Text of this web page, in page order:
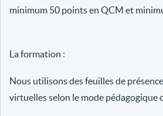
minimum 50 points en QCM et
La formation :
Nous utilisons des feuilles de
virtuelles selon le mode pédagogique